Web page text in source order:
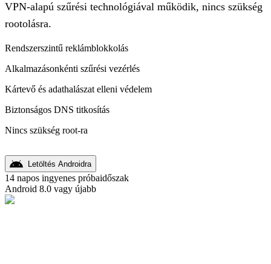
VPN-alapú szűrési technológiával működik, nincs szükség
rootolásra.
Rendszerszintű reklámblokkolás
Alkalmazásonkénti szűrési vezérlés
Kártevő és adathalászat elleni védelem
Biztonságos DNS titkosítás
Nincs szükség root-ra
Letöltés Androidra
14 napos ingyenes próbaidőszak
Android 8.0 vagy újabb